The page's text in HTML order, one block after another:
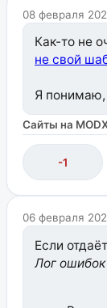
08 февраля
Как-то не
не свой
Я понимаю,
Сайты на
-1
06 февраля
Если
Лог ошибок